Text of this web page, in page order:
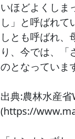
いほどよくしま
し」と呼ばれて
しとも呼ばれ、
り、今では、「
のとなっていま
出典:農林水産省
(https://